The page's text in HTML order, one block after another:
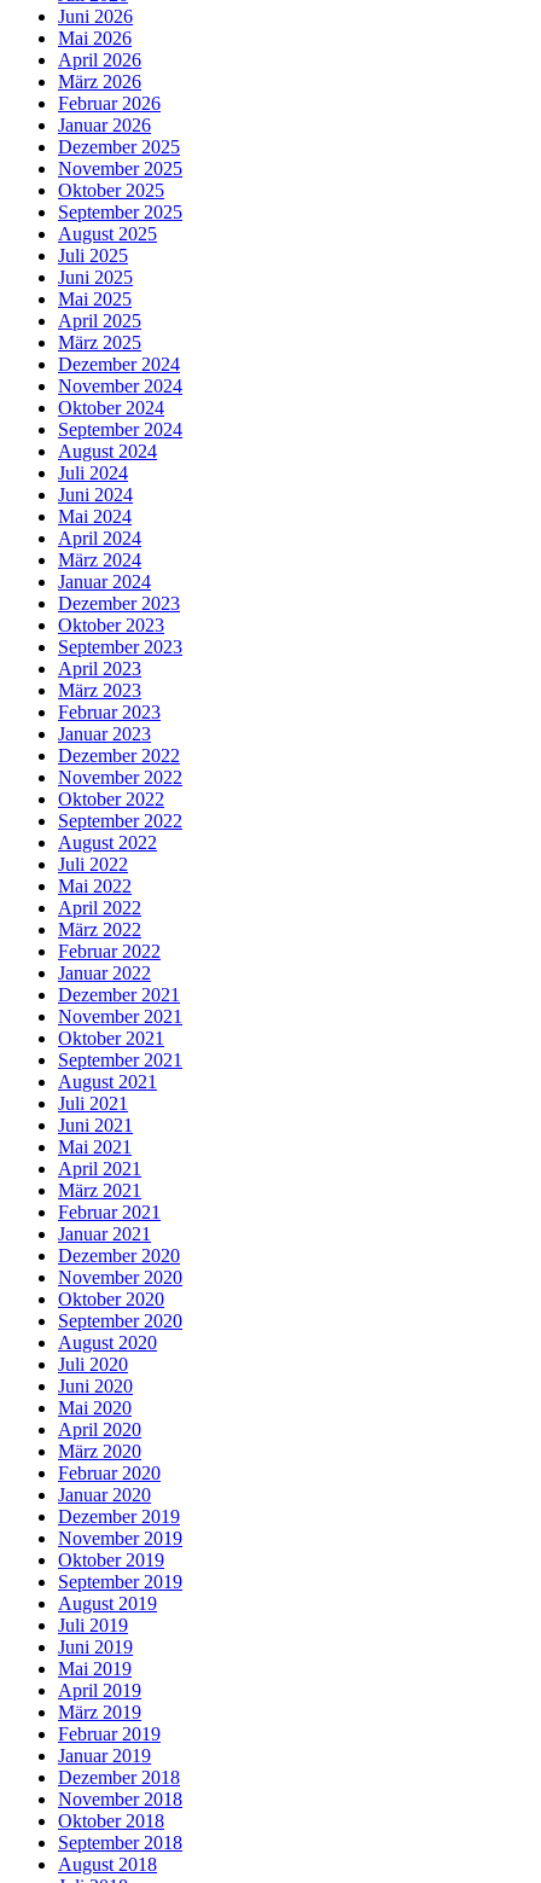
Juni 2026
Mai 2026
April 2026
März 2026
Februar 2026
Januar 2026
Dezember 2025
November 2025
Oktober 2025
September 2025
August 2025
Juli 2025
Juni 2025
Mai 2025
April 2025
März 2025
Dezember 2024
November 2024
Oktober 2024
September 2024
August 2024
Juli 2024
Juni 2024
Mai 2024
April 2024
März 2024
Januar 2024
Dezember 2023
Oktober 2023
September 2023
April 2023
März 2023
Februar 2023
Januar 2023
Dezember 2022
November 2022
Oktober 2022
September 2022
August 2022
Juli 2022
Mai 2022
April 2022
März 2022
Februar 2022
Januar 2022
Dezember 2021
November 2021
Oktober 2021
September 2021
August 2021
Juli 2021
Juni 2021
Mai 2021
April 2021
März 2021
Februar 2021
Januar 2021
Dezember 2020
November 2020
Oktober 2020
September 2020
August 2020
Juli 2020
Juni 2020
Mai 2020
April 2020
März 2020
Februar 2020
Januar 2020
Dezember 2019
November 2019
Oktober 2019
September 2019
August 2019
Juli 2019
Juni 2019
Mai 2019
April 2019
März 2019
Februar 2019
Januar 2019
Dezember 2018
November 2018
Oktober 2018
September 2018
August 2018